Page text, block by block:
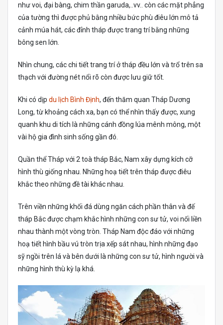
như voi, đại bàng, chim thần garuda,..vv.. còn các mặt phẳng
của tường thì được phủ bằng nhiều bức phù điêu lớn mô tả
cảnh múa hát, các đỉnh tháp được trang trí bằng những
bông sen lớn.
Nhìn chung, các chi tiết trang trí ở tháp đều lớn và trổ trên sa
thạch với đường nét nổi rõ còn được lưu giữ tốt.
Khi có dịp du lịch Bình Định, đến thăm quan Tháp Dương
Long, từ khoảng cách xa, bạn có thể nhìn thấy được, xung
quanh khu di tích là những cánh đồng lúa mênh mông, một
vài hộ gia đình sinh sống gần đó.
Quần thể Tháp với 2 toà tháp Bắc, Nam xây dựng kích cỡ
hình thù giống nhau. Những hoạ tiết trên tháp được điêu
khắc theo những đề tài khác nhau.
Trên viền những khối đá dùng ngăn cách phần thân và đế
tháp Bắc được chạm khắc hình những con sư tử, voi nối liền
nhau thành một vòng tròn. Tháp Nam độc đáo với những
hoạ tiết hình bầu vú tròn trịa xếp sát nhau, hình những đạo
sỹ ngồi trên lá và bên dưới là những con sư tử, hình người và
những hình thù kỳ lạ khá.